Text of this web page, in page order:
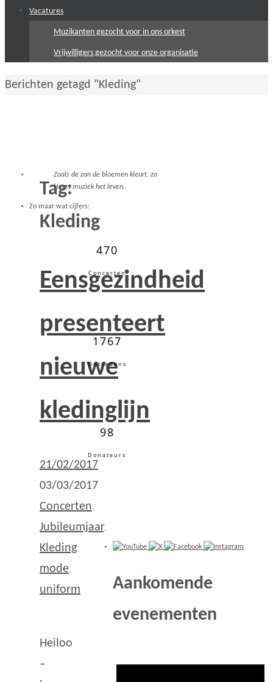
Vacatures
Muzikanten gezocht voor in ons orkest
Vrijwilligers gezocht voor onze organisatie
Home
Berichten getagd "Kleding"
Tag:
Kleding
Eensgezindheid
presenteert
nieuwe
kledinglijn
21/02/2017
03/03/2017
Concerten,
Jubileumjaar,
Kleding,
mode,
uniform
Heiloo
–
Zoals de zon de bloemen kleurt, zo
kleurt muziek het leven..
Zo maar wat cijfers:
470
Concerten
1767
Optredens
98
Donateurs
Aankomende
evenementen